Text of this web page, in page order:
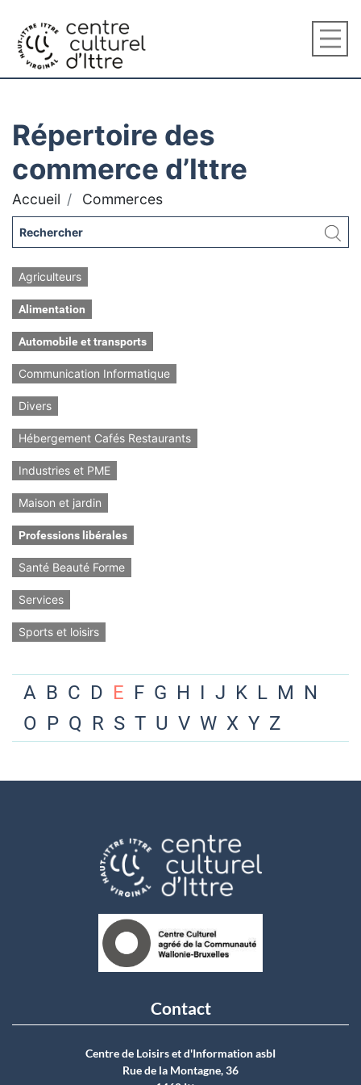
Répertoire des
commerce d’Ittre
Accueil Commerces
Agriculteurs
Alimentation
Automobile et transports
Communication Informatique
Divers
Hébergement Cafés Restaurants
Industries et PME
Maison et jardin
Professions libérales
Santé Beauté Forme
Services
Sports et loisirs
A B C D E F G H I J K L M N
O P Q R S T U V W X Y Z
Contact
Centre de Loisirs et d'Information asbI
Rue de la Montagne, 36